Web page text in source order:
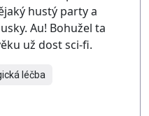
hustý party a
Au! Bohužel ta
už dost sci-fi.
léčba